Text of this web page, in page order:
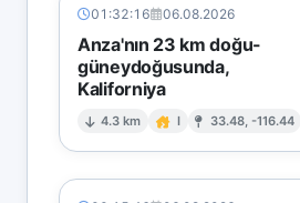
01:32:16 06.08.2026
Anza'nın 23 km doğu-
güneydoğusunda,
Kaliforniya
4.3 km I 33.48, -116.44